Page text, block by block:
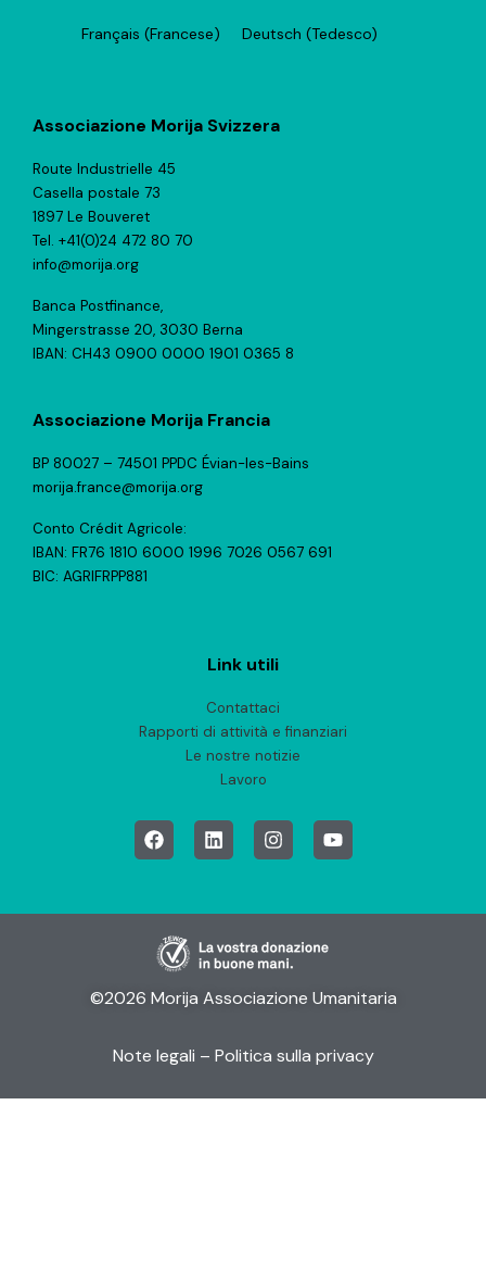
Français (Francese) Deutsch (Tedesco)
Associazione Morija Svizzera
Route Industrielle 45
Casella postale 73
1897 Le Bouveret
Tel. +41(0)24 472 80 70
info@morija.org
Banca Postfinance,
Mingerstrasse 20, 3030 Berna
IBAN: CH43 0900 0000 1901 0365 8
Associazione Morija Francia
BP 80027 – 74501 PPDC Évian-les-Bains
morija.france@morija.org
Conto Crédit Agricole:
IBAN: FR76 1810 6000 1996 7026 0567 691
BIC: AGRIFRPP881
Link utili
Contattaci
Rapporti di attività e finanziari
Le nostre notizie
Lavoro
©2026 Morija Associazione Umanitaria
Note legali – Politica sulla privacy